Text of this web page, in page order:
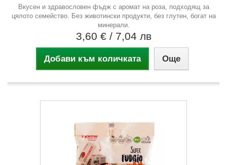
Вкусен и здравословен фъдж с аромат на роза, подходящ за
цялото семейство. Без животински продукти, без глутен, богат на
минерали.
3,60 € / 7,04 лв
Добави към количката Още